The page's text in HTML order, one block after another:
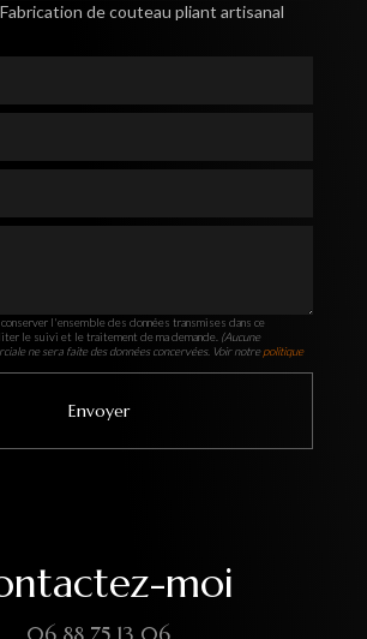
de couteau pliant artisanal
l'ensemble des données transmises dans ce
le suivi et le traitement de ma demande. (Aucune
ne sera faite des données concervées. Voir notrepolitique
moi